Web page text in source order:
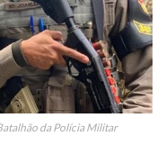
da Polícia Militar